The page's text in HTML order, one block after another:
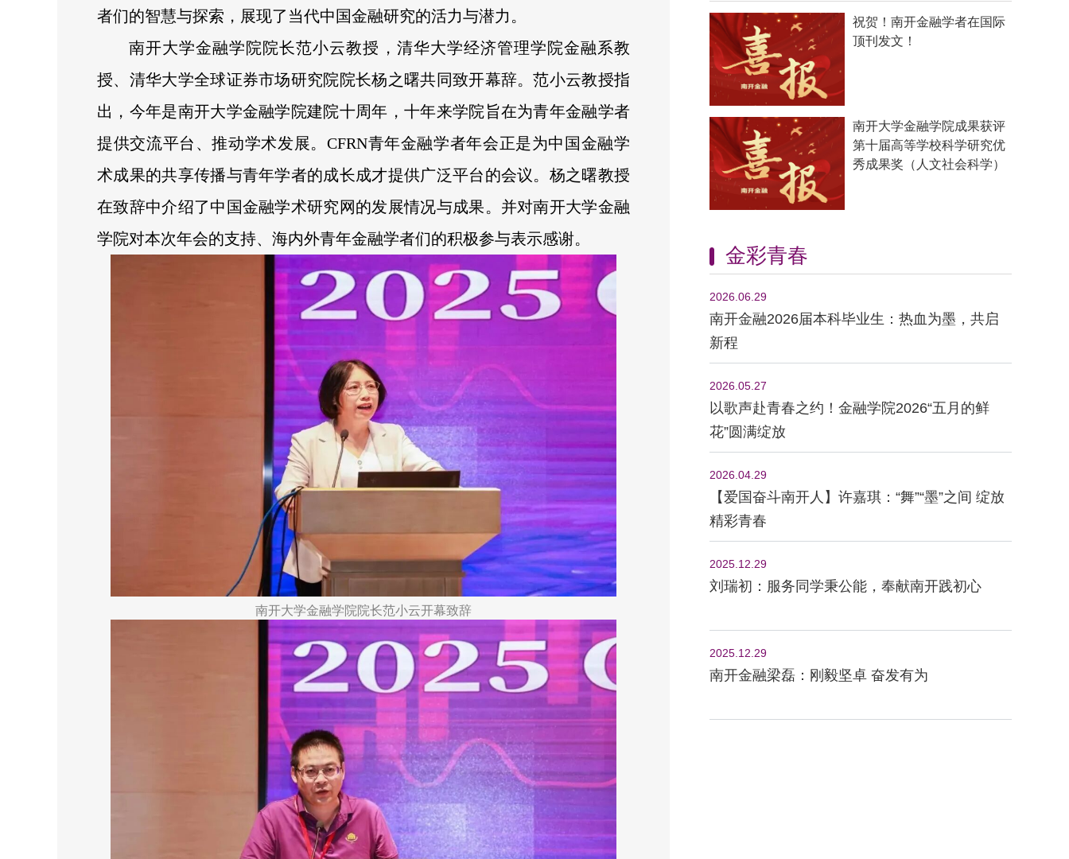
祝贺！南开金融学者在国际
顶刊发文！
南开大学金融学院成果获评
第十届高等学校科学研究优
秀成果奖（人文社会科学）
金彩青春
2026.06.29
南开金融2026届本科毕业生：热血为墨，共启
新程
2026.05.27
以歌声赴青春之约！金融学院2026“五月的鲜
花”圆满绽放
2026.04.29
【爱国奋斗南开人】许嘉琪：“舞”“墨”之间 绽放
精彩青春
2025.12.29
刘瑞初：服务同学秉公能，奉献南开践初心
2025.12.29
南开金融梁磊：刚毅坚卓 奋发有为
者们的智慧与探索，展现了当代中国金融研究的活力与潜力。
南开大学金融学院院长范小云教授，清华大学经济管理学院金融系教
授、清华大学全球证券市场研究院院长杨之曙共同致开幕辞。范小云教授指
出，今年是南开大学金融学院建院十周年，十年来学院旨在为青年金融学者
提供交流平台、推动学术发展。CFRN青年金融学者年会正是为中国金融学
术成果的共享传播与青年学者的成长成才提供广泛平台的会议。杨之曙教授
在致辞中介绍了中国金融学术研究网的发展情况与成果。并对南开大学金融
学院对本次年会的支持、海内外青年金融学者们的积极参与表示感谢。
南开大学金融学院院长范小云开幕致辞